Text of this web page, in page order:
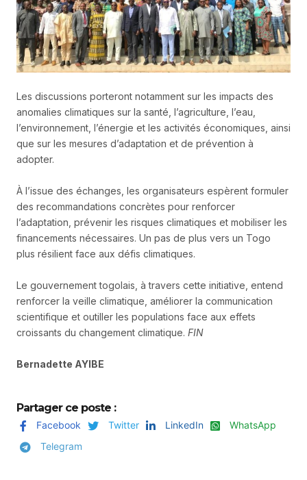
Les discussions porteront notamment sur les impacts des
anomalies climatiques sur la santé, l’agriculture, l’eau,
l’environnement, l’énergie et les activités économiques, ainsi
que sur les mesures d’adaptation et de prévention à
adopter.
À l’issue des échanges, les organisateurs espèrent formuler
des recommandations concrètes pour renforcer
l’adaptation, prévenir les risques climatiques et mobiliser les
financements nécessaires. Un pas de plus vers un Togo
plus résilient face aux défis climatiques.
Le gouvernement togolais, à travers cette initiative, entend
renforcer la veille climatique, améliorer la communication
scientifique et outiller les populations face aux effets
croissants du changement climatique. FIN
Bernadette AYIBE
Partager ce poste :
Facebook Twitter LinkedIn
WhatsApp
Telegram